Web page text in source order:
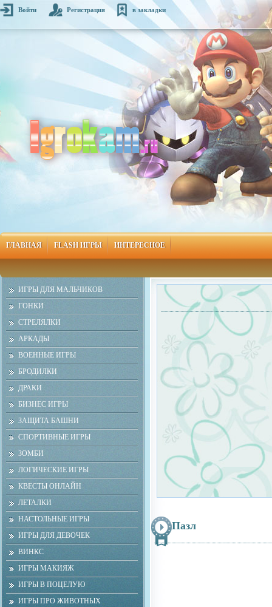
Войти Регистрация в закладки
ГЛАВНАЯ FLASH ИГРЫ ИНТЕРЕСНОЕ
ИГРЫ ДЛЯ МАЛЬЧИКОВ
ГОНКИ
СТРЕЛЯЛКИ
АРКАДЫ
ВОЕННЫЕ ИГРЫ
БРОДИЛКИ
ДРАКИ
БИЗНЕС ИГРЫ
ЗАЩИТА БАШНИ
СПОРТИВНЫЕ ИГРЫ
ЗОМБИ
ЛОГИЧЕСКИЕ ИГРЫ
КВЕСТЫ ОНЛАЙН
ЛЕТАЛКИ
НАСТОЛЬНЫЕ ИГРЫ
ИГРЫ ДЛЯ ДЕВОЧЕК
ВИНКС
ИГРЫ МАКИЯЖ
ИГРЫ В ПОЦЕЛУЮ
ИГРЫ ПРО ЖИВОТНЫХ
Пазл